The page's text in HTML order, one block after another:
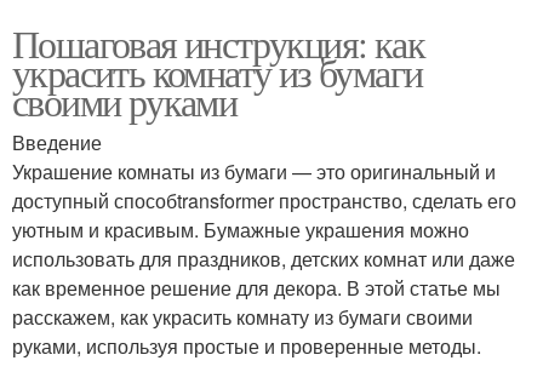
Пошаговая инструкция: как
украсить комнату из бумаги
своими руками
Введение
Украшение комнаты из бумаги — это оригинальный и
доступный способtransformer пространство, сделать его
уютным и красивым. Бумажные украшения можно
использовать для праздников, детских комнат или даже
как временное решение для декора. В этой статье мы
расскажем, как украсить комнату из бумаги своими
руками, используя простые и проверенные методы.